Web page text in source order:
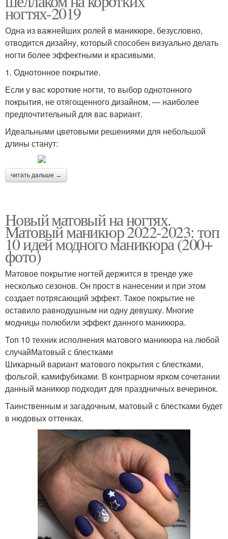
ногтях-2019
Одна из важнейших ролей в маникюре, безусловно,
отводится дизайну, который способен визуально делать
ногти более эффектными и красивыми.
1. Однотонное покрытие.
Если у вас короткие ногти, то выбор однотонного
покрытия, не отягощенного дизайном, — наиболее
предпочтительный для вас вариант.
Идеальными цветовыми решениями для небольшой
длины станут:
читать дальше →
Новый матовый на ногтях.
Матовый маникюр 2022-2023: топ
10 идей модного маникюра (200+
фото)
Матовое покрытие ногтей держится в тренде уже
несколько сезонов. Он прост в нанесении и при этом
создает потрясающий эффект. Такое покрытие не
оставило равнодушным ни одну девушку. Многие
модницы полюбили эффект данного маникюра.
Топ 10 техник исполнения матового маникюра на любой
случайМатовый с блестками
Шикарный вариант матового покрытия с блестками,
фольгой, камифубиками. В контрарном ярком сочетании
данный маникюр подходит для праздничных вечеринок.
Таинственным и загадочным, матовый с блестками будет
в нюдовых оттенках.